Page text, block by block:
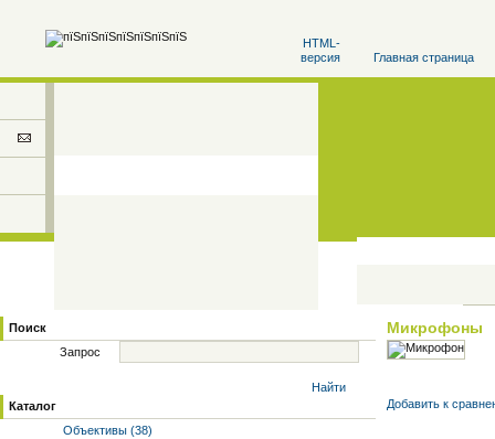
HTML-
версия
Главная страница
Поиск
Запрос
Найти
Каталог
Объективы (38)
Микрофоны
Добавить к